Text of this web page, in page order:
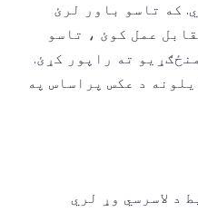
که تاسو باور لرئ
عمل کوئ ، تاسو
ته راپور کړئ.
د عکس پراساس په
د لاسرسي وړ لري